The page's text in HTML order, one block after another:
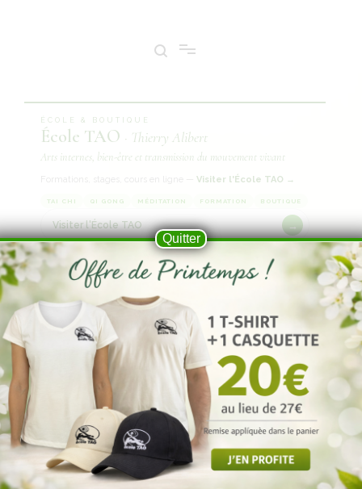
ÉCOLE & BOUTIQUE
École TAO · Thierry Alibert
Arts internes, bien-être et transmission du mouvement vivant
Formations, stages, cours en ligne — Visiter l'École TAO →
TAI CHI QI GONG MÉDITATION FORMATION BOUTIQUE
Visiter l'École TAO →
Quitter